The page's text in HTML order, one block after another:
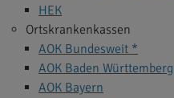
HEK
Ortskrankenkassen
AOK Bundesweit *
AOK Baden Württemberg
AOK Bayern